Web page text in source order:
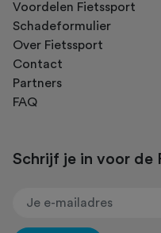
Voordelen Fietssport
Schadeformulier
Over Fietssport
Contact
Partners
FAQ
Schrijf je in voor de